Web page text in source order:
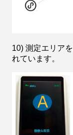
10) 測定エリア
れています。